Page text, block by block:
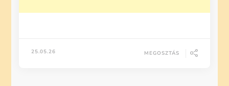
25.05.26 MEGOSZTÁS